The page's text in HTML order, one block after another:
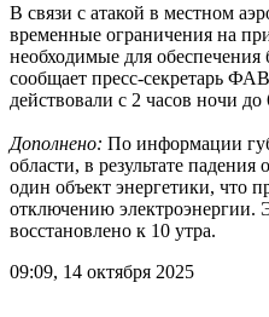
В связи с атакой в местном
временные ограничения на
необходимые для обеспечения
сообщает пресс‑секретарь
действовали с 2 часов ночи до
Дополнено: По информации
области, в результате
один объект энергетики, что
отключению электроэнергии.
восстановлено к 10 утра.
09:09, 14 октября 2025